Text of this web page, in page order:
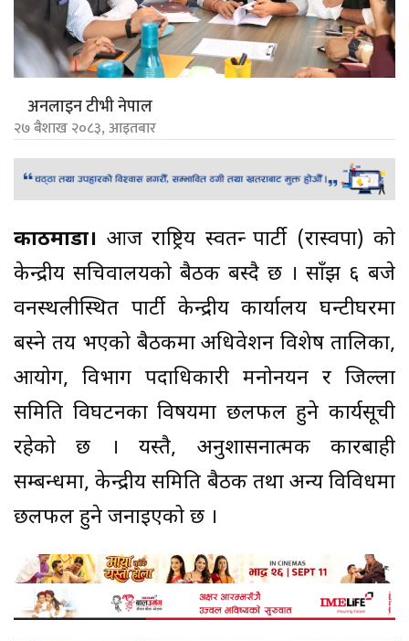
अनलाइन टीभी नेपाल
२७ बैशाख २०८३, आइतबार
काठमाडौं। आज राष्ट्रिय स्वतन्त्र पार्टी (रास्वपा) को
केन्द्रीय सचिवालयको बैठक बस्दै छ । साँझ ६ बजे
वनस्थलीस्थित पार्टी केन्द्रीय कार्यालय घन्टीघरमा
बस्ने तय भएको बैठकमा अधिवेशन विशेष तालिका,
आयोग, विभाग पदाधिकारी मनोनयन र जिल्ला
समिति विघटनका विषयमा छलफल हुने कार्यसूची
रहेको छ । यस्तै, अनुशासनात्मक कारबाही
सम्बन्धमा, केन्द्रीय समिति बैठक तथा अन्य विविधमा
छलफल हुने जनाइएको छ ।